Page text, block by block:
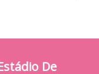
De